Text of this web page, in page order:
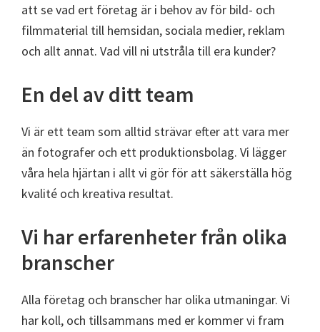
att se vad ert företag är i behov av för bild- och
filmmaterial till hemsidan, sociala medier, reklam
och allt annat. Vad vill ni utstråla till era kunder?
En del av ditt team
Vi är ett team som alltid strävar efter att vara mer
än fotografer och ett produktionsbolag. Vi lägger
våra hela hjärtan i allt vi gör för att säkerställa hög
kvalité och kreativa resultat.
Vi har erfarenheter från olika
branscher
Alla företag och branscher har olika utmaningar. Vi
har koll, och tillsammans med er kommer vi fram